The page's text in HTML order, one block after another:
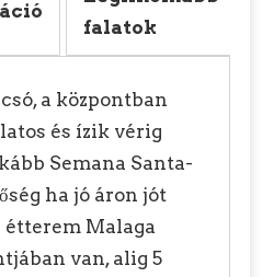
falatok
a központban
és ízik vérig
Semana Santa-
ha jó áron jót
Malaga
van, alig 5